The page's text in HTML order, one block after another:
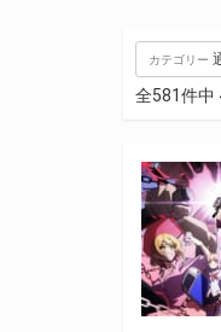
カテゴリー
全581件中